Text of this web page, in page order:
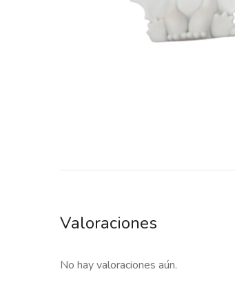
Valoraciones
No hay valoraciones aún.